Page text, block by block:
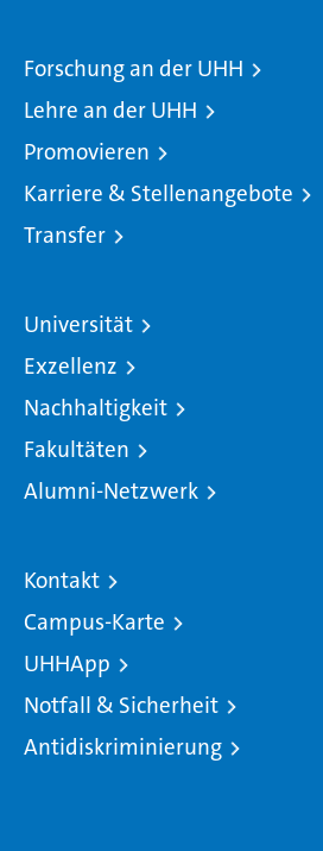
Forschung an der UHH
Lehre an der UHH
Promovieren
Karriere & Stellenangebote
Transfer
Universität
Exzellenz
Nachhaltigkeit
Fakultäten
Alumni-Netzwerk
Kontakt
Campus-Karte
UHHApp
Notfall & Sicherheit
Antidiskriminierung